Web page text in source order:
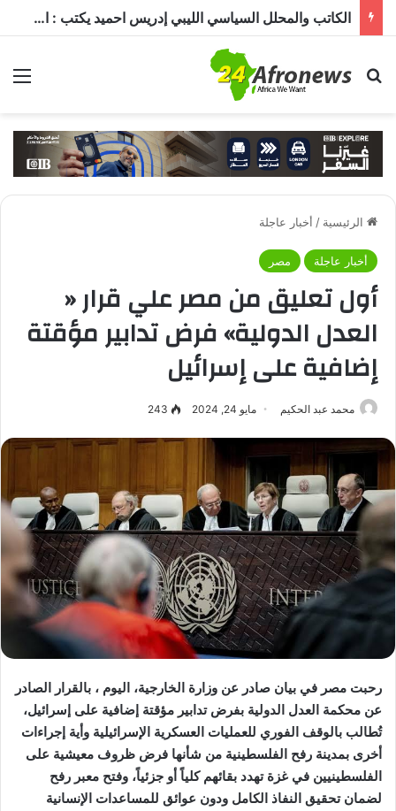
الكاتب والمحلل السياسي الليبي إدريس احميد يكتب : الكاميرون في ظل غياب بول بيا… قراءة في المشهد وأسباب الغياب ومآلات الأوضاع
بحث عن
الرئيسية / أخبار عاجلة
أخبار عاجلة مصر
أول تعليق من مصر علي قرار «
العدل الدولية» فرض تدابير مؤقتة
إضافية على إسرائيل
محمد عبد الحكيم مايو 24, 2024 243
رحبت مصر في بيان صادر عن وزارة الخارجية، اليوم ، بالقرار الصادر
عن محكمة العدل الدولية بفرض تدابير مؤقتة إضافية على إسرائيل،
تُطالب بالوقف الفوري للعمليات العسكرية الإسرائيلية وأية إجراءات
أخرى بمدينة رفح الفلسطينية من شأنها فرض ظروف معيشية على
الفلسطينيين في غزة تهدد بقائهم كلياً أو جزئياً، وفتح معبر رفح
لضمان تحقيق النفاذ الكامل ودون عوائق للمساعدات الإنسانية